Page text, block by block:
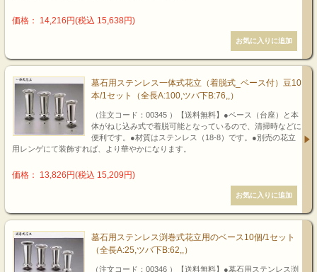
価格： 14,216円(税込 15,638円)
墓石用ステンレス一体式花立（着脱式_ベース付）豆10
本/1セット（全長A:100,ツバ下B:76,,）
（注文コード：00345 ）【送料無料】●ベース（台座）と本
体がねじ込み式で着脱可能となっているので、清掃時などに
便利です。●材質はステンレス（18-8）です。●別売の花立
用レンゲにて装飾すれば、より華やかになります。
価格： 13,826円(税込 15,209円)
墓石用ステンレス渕巻式花立用のベース10個/1セット
（全長A:25,ツバ下B:62,,）
（注文コード：00346 ）【送料無料】●墓石用ステンレス渕